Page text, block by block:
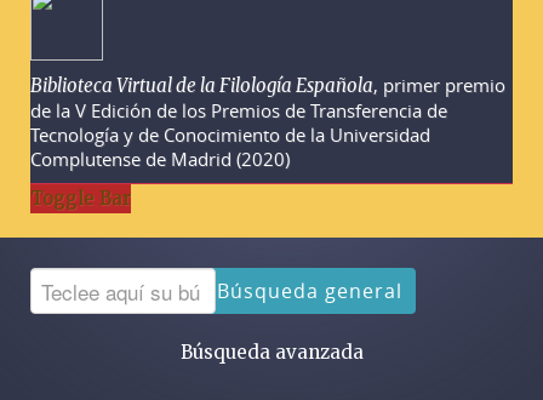
Biblioteca Virtual de la Filología Española, primer premio
de la V Edición de los Premios de Transferencia de
Tecnología y de Conocimiento de la Universidad
Complutense de Madrid (2020)
Toggle Bar
Búsqueda general
Búsqueda avanzada